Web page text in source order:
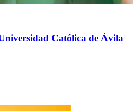
Católica de Ávila